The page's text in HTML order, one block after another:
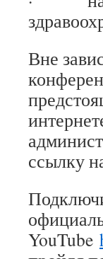
Вне
ссылку
YouTube